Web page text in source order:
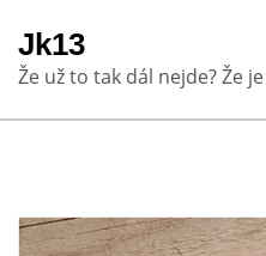
content
Jk13
Že už to tak dál nejde? Že